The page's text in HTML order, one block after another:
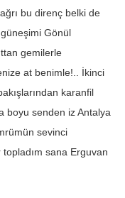
bu direnç belki de
Gönül
gemilerle
at benimle!.. İkinci
karanfil
boyu senden iz Antalya
sevinci
sana Erguvan